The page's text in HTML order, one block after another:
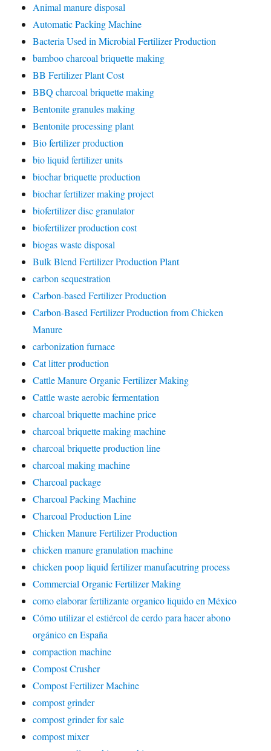
Animal manure disposal
Automatic Packing Machine
Bacteria Used in Microbial Fertilizer Production
bamboo charcoal briquette making
BB Fertilizer Plant Cost
BBQ charcoal briquette making
Bentonite granules making
Bentonite processing plant
Bio fertilizer production
bio liquid fertilizer units
biochar briquette production
biochar fertilizer making project
biofertilizer disc granulator
biofertilizer production cost
biogas waste disposal
Bulk Blend Fertilizer Production Plant
carbon sequestration
Carbon-based Fertilizer Production
Carbon-Based Fertilizer Production from Chicken
Manure
carbonization furnace
Cat litter production
Cattle Manure Organic Fertilizer Making
Cattle waste aerobic fermentation
charcoal briquette machine price
charcoal briquette making machine
charcoal briquette production line
charcoal making machine
Charcoal package
Charcoal Packing Machine
Charcoal Production Line
Chicken Manure Fertilizer Production
chicken manure granulation machine
chicken poop liquid fertilizer manufacutring process
Commercial Organic Fertilizer Making
como elaborar fertilizante organico liquido en México
Cómo utilizar el estiércol de cerdo para hacer abono
orgánico en España
compaction machine
Compost Crusher
Compost Fertilizer Machine
compost grinder
compost grinder for sale
compost mixer